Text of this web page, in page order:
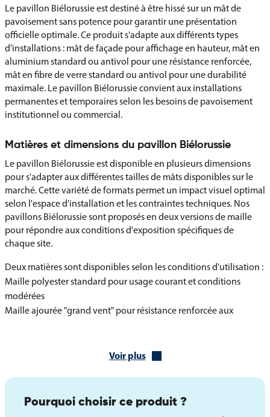
Le pavillon Biélorussie est destiné à être hissé sur un mât de
pavoisement sans potence pour garantir une présentation
officielle optimale. Ce produit s'adapte aux différents types
d'installations : mât de façade pour affichage en hauteur, mât en
aluminium standard ou antivol pour une résistance renforcée,
mât en fibre de verre standard ou antivol pour une durabilité
maximale. Le pavillon Biélorussie convient aux installations
permanentes et temporaires selon les besoins de pavoisement
institutionnel ou commercial.
Matières et dimensions du pavillon Biélorussie
Le pavillon Biélorussie est disponible en plusieurs dimensions
pour s'adapter aux différentes tailles de mâts disponibles sur le
marché. Cette variété de formats permet un impact visuel optimal
selon l'espace d'installation et les contraintes techniques. Nos
pavillons Biélorussie sont proposés en deux versions de maille
pour répondre aux conditions d'exposition spécifiques de
chaque site.
Deux matières sont disponibles selon les conditions d'utilisation :
Maille polyester standard pour usage courant et conditions
modérées
Maille ajourée "grand vent" pour résistance renforcée aux
Options de finition du pavillon Biélorussie
Notre atelier propose de nombreuses finitions sur devis pour
adapter chaque pavillon Biélorussie aux exigences techniques
d'installation. Ces options permettent de personnaliser le produit
Voir plus
Pourquoi choisir ce produit ?